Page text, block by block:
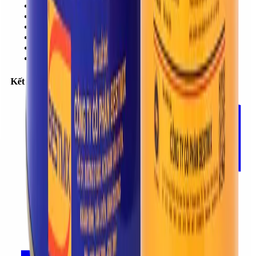
Chi nhánh
Dự án
Sản phẩm
Hướng dẫn
Tin tức
Liên hệ
Kết nối với chúng tôi